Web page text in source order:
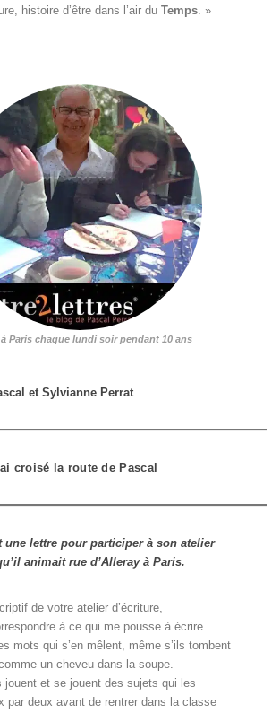
histoire d’être dans l’air du Temps. »
Paris chaque lundi soir pendant 10 ans
et Sylvianne Perrat
croisé la route de Pascal
lettre pour participer à son atelier
animait rue d’Alleray à Paris.
de votre atelier d’écriture,
à ce qui me pousse à écrire.
mots qui s’en mêlent, même s’ils tombent
un cheveu dans la soupe.
jouent et se jouent des sujets qui les
par deux avant de rentrer dans la classe